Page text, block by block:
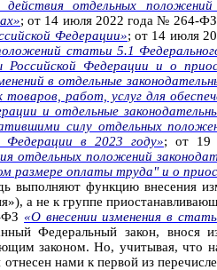
отдельных
; от 14 июля 2022 года № 264-ФЗ
Федерации»; от 14 июля
статьи 5.1
Федерации и о
в отдельные
работ, услуг для
и отдельные
силу отдельных
Федерации в 2023 году»; от 19
отдельных положений
размере оплаты труда" и о
выполняют функцию внесения
а не к группе
ФЗ«О внесении изменения в
Федеральный закон, внося
законом. Но, учитывая, что
нами к первой из